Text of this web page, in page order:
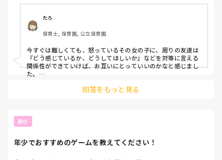
感じです。
もう3歳になっているので、保育士というより友だちと遊ぶ
ことが楽しい時期で、室内ではあまり保育士を求める姿はあ
りません。先週体調不良で1週間休み、昨日久しぶりの登園
で機嫌はすこぶる悪く、友だちに対して当たり散らしてまし
た。子どもたちも、その子の機嫌を伺うかのように遊ぶ姿も
見られます。
私は離れた場所にいたのですが、その子が理不尽に近くにい
くりするよ、〇〇くんなにもしてないよ」と声をかけると、
くりしながらも、「〇〇ちゃんの声が大きいから離れていて
もきこえちゃうんだ〜」と言いました。
まずしっかり信頼関係を築けるよう、戸外など一緒に遊べる
時は思いっきり遊ぼうと思っています。
その子が他児に理不尽に怒っている時に状況を整理して、お
たろ
保育士, 保育園, 公立保育園
今すぐは難しくても、怒っているその女の子に、周りの友達は
『どう感じているか、どうしてほしいか』などを対等に言える
関係性ができていけば、お互いにとっていいのかなと感じまし
た。
入ってきたり受け入れたりグサッときたりするときもあるかな
大人が関わりのなかでその子を変えるのではなく、周りの子の
意識を育てていくことが、その子に必要なことかなと感じまし
それと同時に、もちろん大人も安心できる環境の一つになれる
回答をもっと見る
遊び
年少でおすすめのゲームを教えてください！